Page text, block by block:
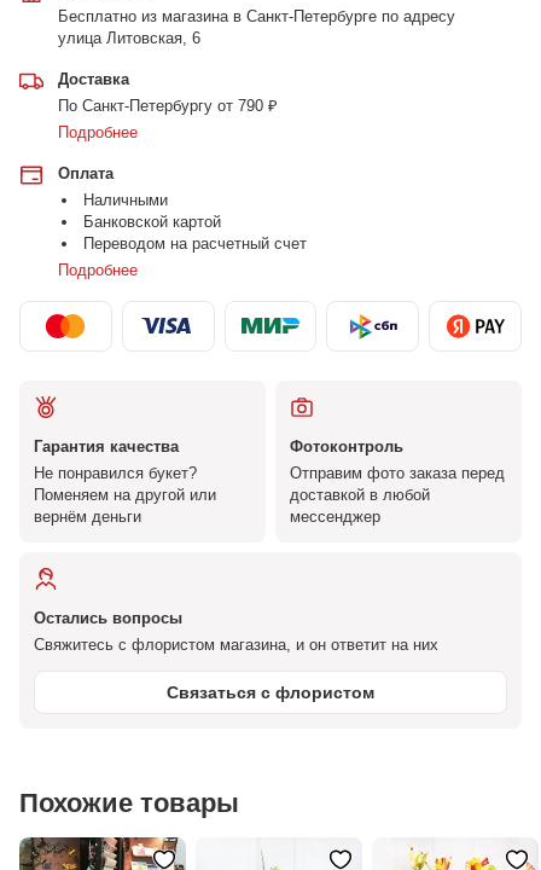
Бесплатно из магазина в Санкт-Петербурге по адресу
улица Литовская, 6
Доставка
По Санкт-Петербургу от 790 ₽
Подробнее
Оплата
Наличными
Банковской картой
Переводом на расчетный счет
Подробнее
Гарантия качества
Не понравился букет?
Поменяем на другой или
вернём деньги
Фотоконтроль
Отправим фото заказа перед
доставкой в любой
мессенджер
Остались вопросы
Свяжитесь с флористом магазина, и он ответит на них
Связаться с флористом
Похожие товары